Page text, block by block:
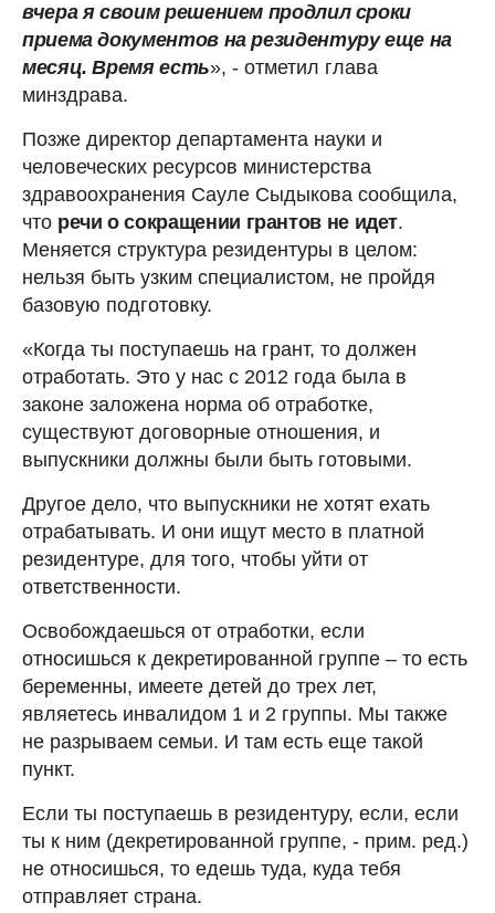
вчера я своим решением продлил сроки
приема документов на резидентуру еще на
месяц. Время есть», - отметил глава
минздрава.
Позже директор департамента науки и
человеческих ресурсов министерства
здравоохранения Сауле Сыдыкова сообщила,
что речи о сокращении грантов не идет.
Меняется структура резидентуры в целом:
нельзя быть узким специалистом, не пройдя
базовую подготовку.
«Когда ты поступаешь на грант, то должен
отработать. Это у нас с 2012 года была в
законе заложена норма об отработке,
существуют договорные отношения, и
выпускники должны были быть готовыми.
Другое дело, что выпускники не хотят ехать
отрабатывать. И они ищут место в платной
резидентуре, для того, чтобы уйти от
ответственности.
Освобождаешься от отработки, если
относишься к декретированной группе – то есть
беременны, имеете детей до трех лет,
являетесь инвалидом 1 и 2 группы. Мы также
не разрываем семьи. И там есть еще такой
пункт.
Если ты поступаешь в резидентуру, если, если
ты к ним (декретированной группе, - прим. ред.)
не относишься, то едешь туда, куда тебя
отправляет страна.